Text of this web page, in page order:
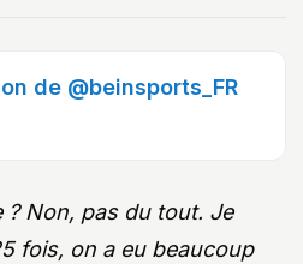
de @beinsports_FR
? Non, pas du tout. Je
fois, on a eu beaucoup